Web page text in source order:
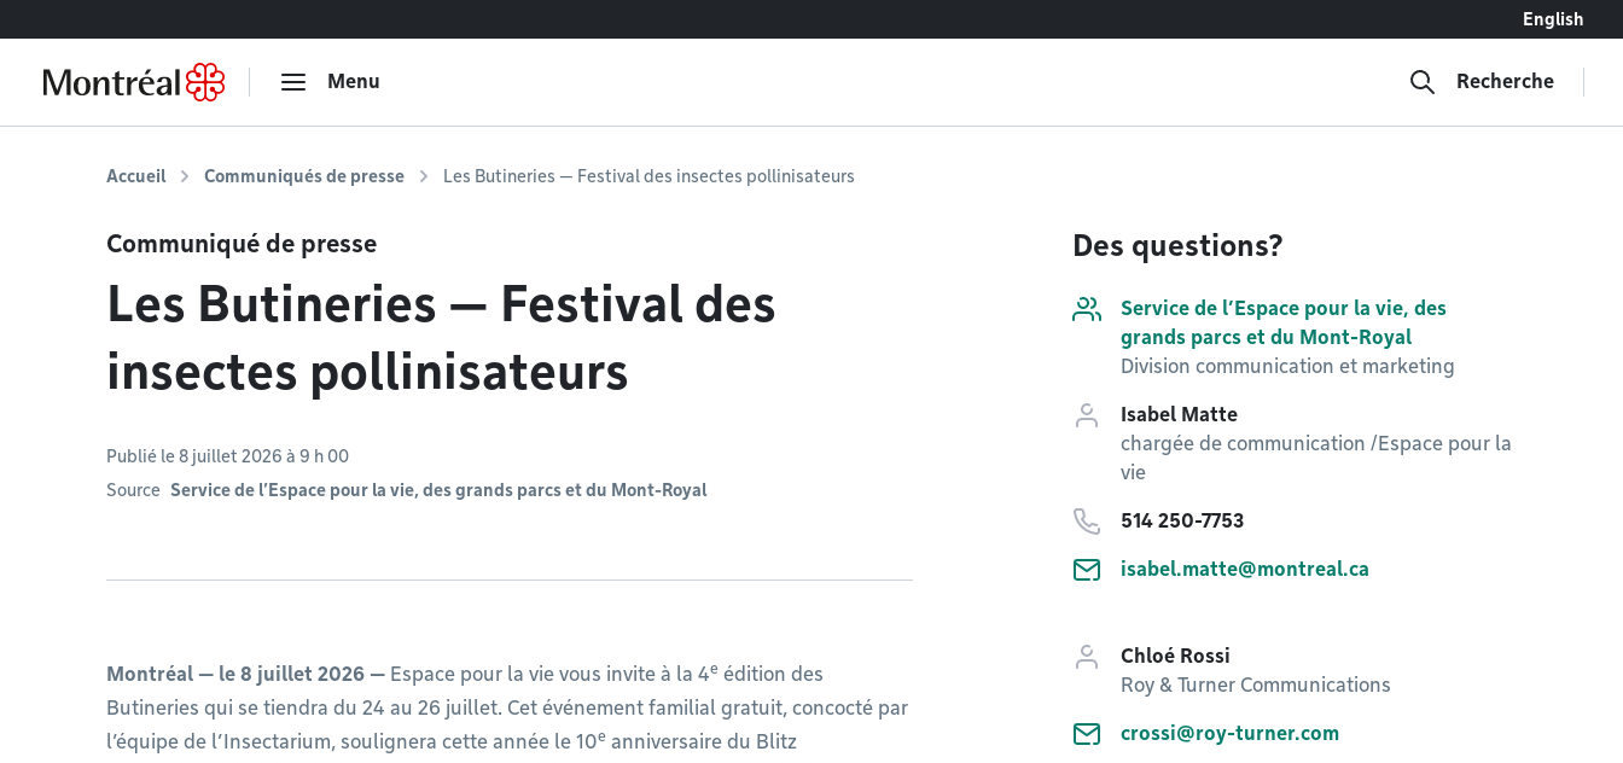
English
Menu Recherche
Accueil Communiqués de presse Les Butineries — Festival des insectes pollinisateurs
Communiqué de presse
Les Butineries — Festival des
insectes pollinisateurs
Publié le 8 juillet 2026 à 9 h 00
Source Service de l’Espace pour la vie, des grands parcs et du Mont-Royal
Montréal — le 8 juillet 2026 — Espace pour la vie vous invite à la 4e édition des
Butineries qui se tiendra du 24 au 26 juillet. Cet événement familial gratuit, concocté par
l’équipe de l’Insectarium, soulignera cette année le 10e anniversaire du Blitz
Des questions?
Service de l’Espace pour la vie, des
grands parcs et du Mont-Royal
Division communication et marketing
Isabel Matte
chargée de communication /Espace pour la
vie
514 250-7753
isabel.matte@montreal.ca
Chloé Rossi
Roy & Turner Communications
crossi@roy-turner.com